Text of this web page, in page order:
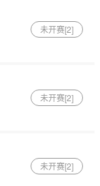
未开赛[2]
未开赛[2]
未开赛[2]